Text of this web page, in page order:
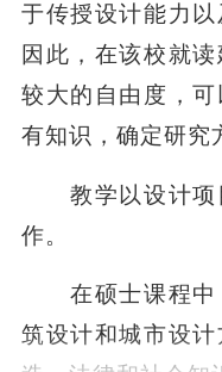
于传授设计能力以
因此，在该校就
较大的自由度，
有知识，确定研究
教学以设计项
作。
在硕士课程中
筑设计和城市设